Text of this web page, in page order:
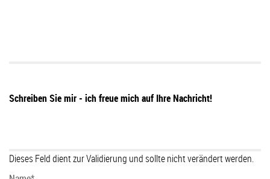
Schreiben Sie mir - ich freue mich auf Ihre Nachricht!
Dieses Feld dient zur Validierung und sollte nicht verändert werden.